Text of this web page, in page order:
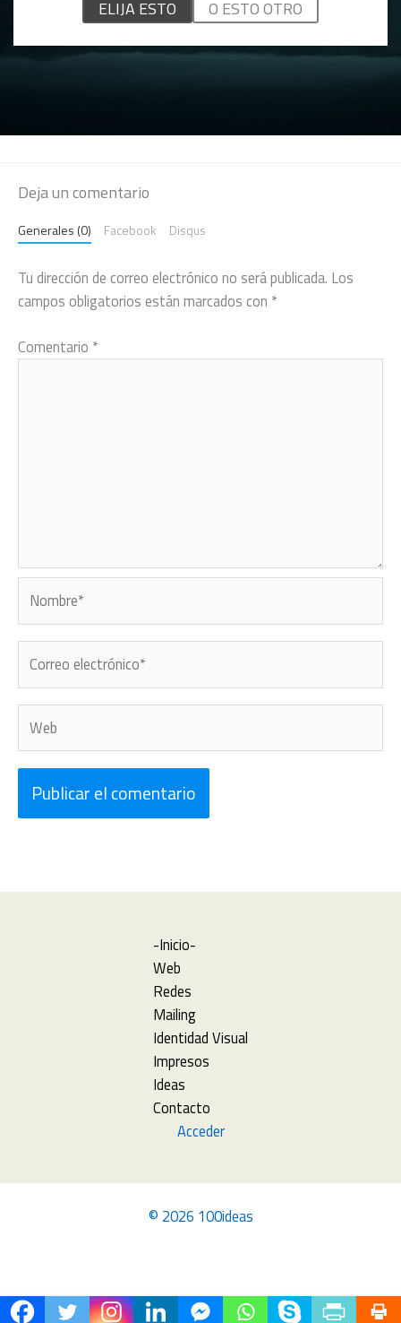
ELIJA ESTO O ESTO OTRO
Deja un comentario
Generales (0) Facebook Disqus
Tu dirección de correo electrónico no será publicada. Los
campos obligatorios están marcados con *
Comentario *
electrónico*
-Inicio-
Web
Redes
Mailing
Identidad Visual
Impresos
Ideas
Contacto
Acceder
© 2026 100ideas